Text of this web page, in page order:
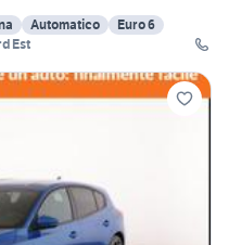
Automatico
Euro 6
Est